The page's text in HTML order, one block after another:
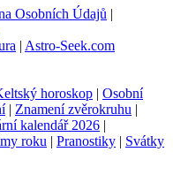
Osobních Údajů |
| Astro-Seek.com
horoskop | Osobní
| Znamení zvěrokruhu |
kalendář 2026 |
roku | Pranostiky | Svátky